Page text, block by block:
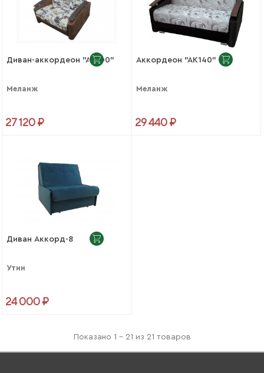
Диван-аккордеон "АК100"
Меланж
27 120 ₽
Аккордеон "АК140"
Меланж
29 440 ₽
Диван Аккорд-8
Утин
24 000 ₽
Показано 1 - 21 из 21 товаров